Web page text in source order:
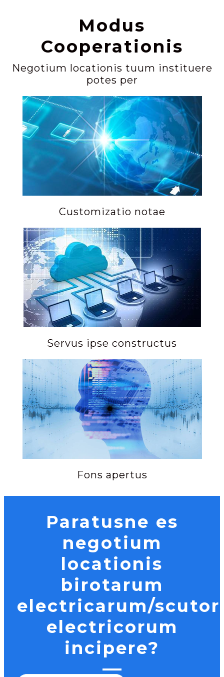
Modus
Cooperationis
Negotium locationis tuum instituere
potes per
Customizatio notae
Servus ipse constructus
Fons apertus
Paratusne es
negotium
locationis
birotarum
electricarum/
electricorum
incipere?